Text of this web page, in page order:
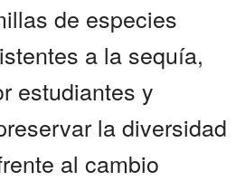
de especies
a la sequía,
estudiantes y
la diversidad
al cambio